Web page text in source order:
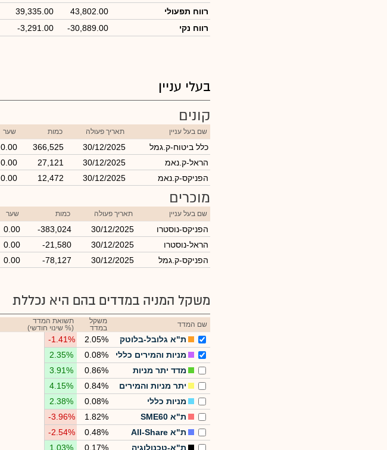
רווח תפעולי
43,802.00
39,335.00
רווח נקי
-30,889.00
-3,291.00
בעלי עניין
קונים
שם בעל עניין תאריך פעולה כמות שער
כלל ביטוח-ק.גמל 30/12/2025
366,525
0.00
הראל-ק.נאמ
30/12/2025
27,121
0.00
הפניקס-ק.נאמ
30/12/2025
12,472
0.00
מוכרים
שם בעל עניין תאריך פעולה כמות שער
הפניקס-נוסטרו 30/12/2025
-383,024
0.00
הראל-נוסטרו
30/12/2025
-21,580
0.00
הפניקס-ק.גמל
30/12/2025
-78,127
0.00
משקל המניה במדדים בהם היא נכללת
שם המדד
משקל
במדד
תשואת המדד
(% שינוי חודשי)
ת"א גלובל-בלוטק 2.05%
-1.41%
מניות והמירים כללי
0.08%
2.35%
מדד יתר מניות
0.86%
3.91%
יתר מניות והמירים
0.84%
4.15%
מניות כללי
0.08%
2.38%
ת"א SME60
1.82%
-3.96%
ת"א All-Share
0.48%
-2.54%
ת"א-טכנולוגיה
0.17%
1.03%